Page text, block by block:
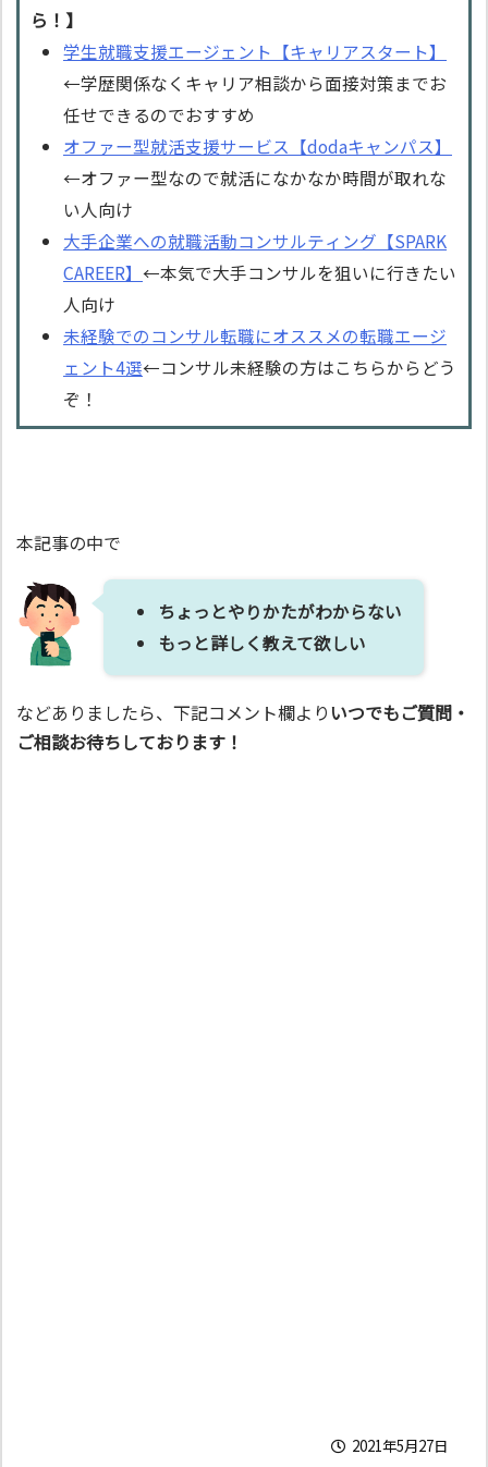
ら！】
学生就職支援エージェント【キャリアスタート】
←学歴関係なくキャリア相談から面接対策までお
任せできるのでおすすめ
オファー型就活支援サービス【dodaキャンパス】
←オファー型なので就活になかなか時間が取れな
い人向け
大手企業への就職活動コンサルティング【SPARK
CAREER】 ←本気で大手コンサルを狙いに行きたい
人向け
未経験でのコンサル転職にオススメの転職エージ
ェント4選←コンサル未経験の方はこちらからどう
ぞ！
本記事の中で
ちょっとやりかたがわからない
もっと詳しく教えて欲しい
などありましたら、下記コメント欄よりいつでもご質問・
ご相談お待ちしております！
2021年5月27日